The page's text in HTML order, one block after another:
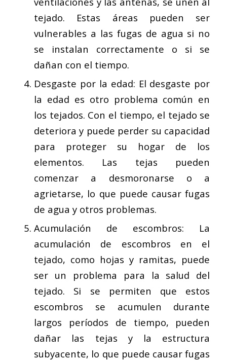
tejado. Estas áreas pueden ser
vulnerables a las fugas de agua si no
se instalan correctamente o si se
dañan con el tiempo.
Desgaste por la edad: El desgaste por
la edad es otro problema común en
los tejados. Con el tiempo, el tejado se
deteriora y puede perder su capacidad
para proteger su hogar de los
elementos. Las tejas pueden
comenzar a desmoronarse o a
agrietarse, lo que puede causar fugas
de agua y otros problemas.
Acumulación de escombros: La
acumulación de escombros en el
tejado, como hojas y ramitas, puede
ser un problema para la salud del
tejado. Si se permiten que estos
escombros se acumulen durante
largos períodos de tiempo, pueden
dañar las tejas y la estructura
subyacente, lo que puede causar fugas